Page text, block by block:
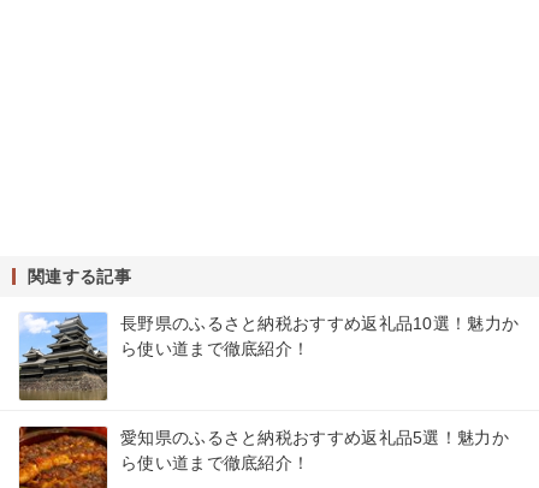
関連する記事
長野県のふるさと納税おすすめ返礼品10選！魅力か
ら使い道まで徹底紹介！
愛知県のふるさと納税おすすめ返礼品5選！魅力か
ら使い道まで徹底紹介！